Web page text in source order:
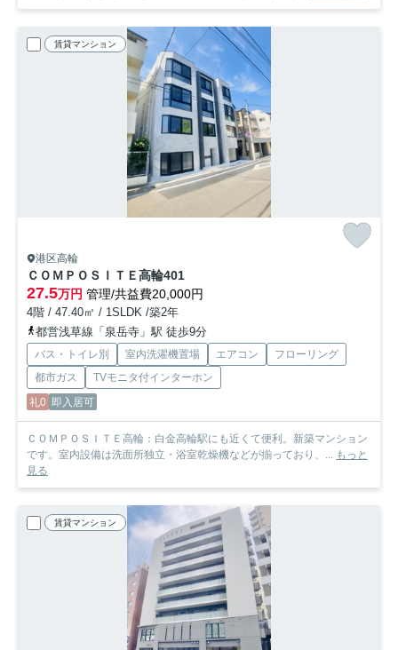
賃貸マンション
港区高輪
ＣＯＭＰＯＳＩＴＥ高輪401
27.5万円 管理/共益費20,000円
4階 / 47.40㎡ / 1SLDK /築2年
都営浅草線「泉岳寺」駅 徒歩9分
バス・トイレ別 室内洗濯機置場 エアコン
フローリング
都市ガス
TVモニタ付インターホン
礼0 即入居可
ＣＯＭＰＯＳＩＴＥ高輪：白金高輪駅にも近くて便利。新築マンション
です。室内設備は洗面所独立・浴室乾燥機などが揃っており、... もっと
見る
賃貸マンション